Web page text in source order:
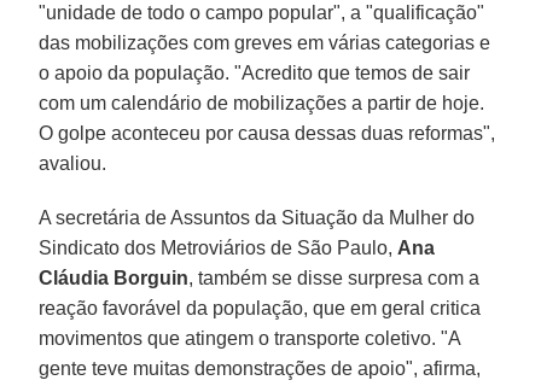
"unidade de todo o campo popular", a "qualificação"
das mobilizações com greves em várias categorias e
o apoio da população. "Acredito que temos de sair
com um calendário de mobilizações a partir de hoje.
O golpe aconteceu por causa dessas duas reformas",
avaliou.
A secretária de Assuntos da Situação da Mulher do
Sindicato dos Metroviários de São Paulo, Ana
Cláudia Borguin, também se disse surpresa com a
reação favorável da população, que em geral critica
movimentos que atingem o transporte coletivo. "A
gente teve muitas demonstrações de apoio", afirma,